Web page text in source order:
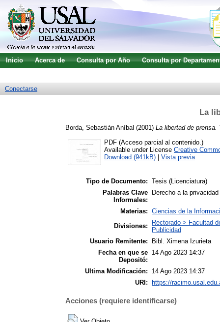
Inicio Acerca de Consulta por Año
Consulta por
Conectarse
La
Borda, Sebastián Aníbal (2001) La libertad de prensa.
PDF (Acceso parcial al contenido.)
Available under License Creative
Download (941kB)
Vista previa
Tipo de Documento: Tesis (Licenciatura)
Palabras Clave
Informales:
Derecho a la
Materias: Ciencias de la
Divisiones:
Rectorado > Facultad
Publicidad
Usuario Remitente:
Bibl. Ximena Izurieta
Fecha en que se
Depositó:
14 Ago 2023 14:37
Ultima Modificación:
14 Ago 2023 14:37
URI:
https://
Acciones (requiere identificarse)